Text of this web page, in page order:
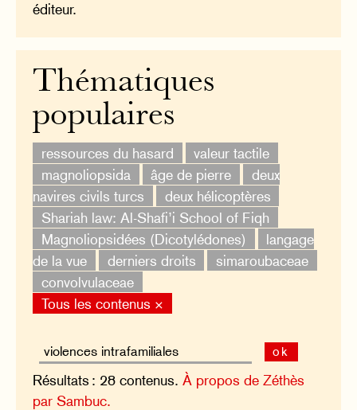
éditeur.
Thématiques
populaires
ressources du hasard
valeur tactile
magnoliopsida
âge de pierre
deux
navires civils turcs
deux hélicoptères
Shariah law: Al-Shafi’i School of Fiqh
Magnoliopsidées (Dicotylédones)
langage
de la vue
derniers droits
simaroubaceae
convolvulaceae
Tous les contenus ×
ok
Résultats : 28 contenus.À propos de Zéthès
par Sambuc.